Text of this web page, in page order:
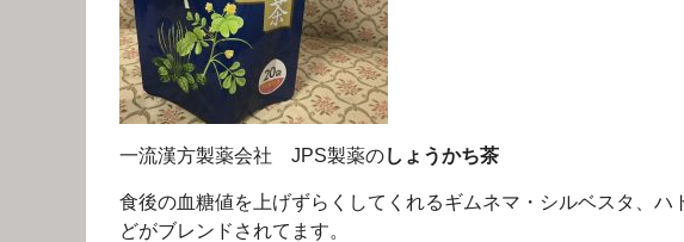
一流漢方製薬会社 JPS製薬のしょうかち茶
食後の血糖値を上げずらくしてくれるギムネマ・シルベスタ、
どがブレンドされてます。